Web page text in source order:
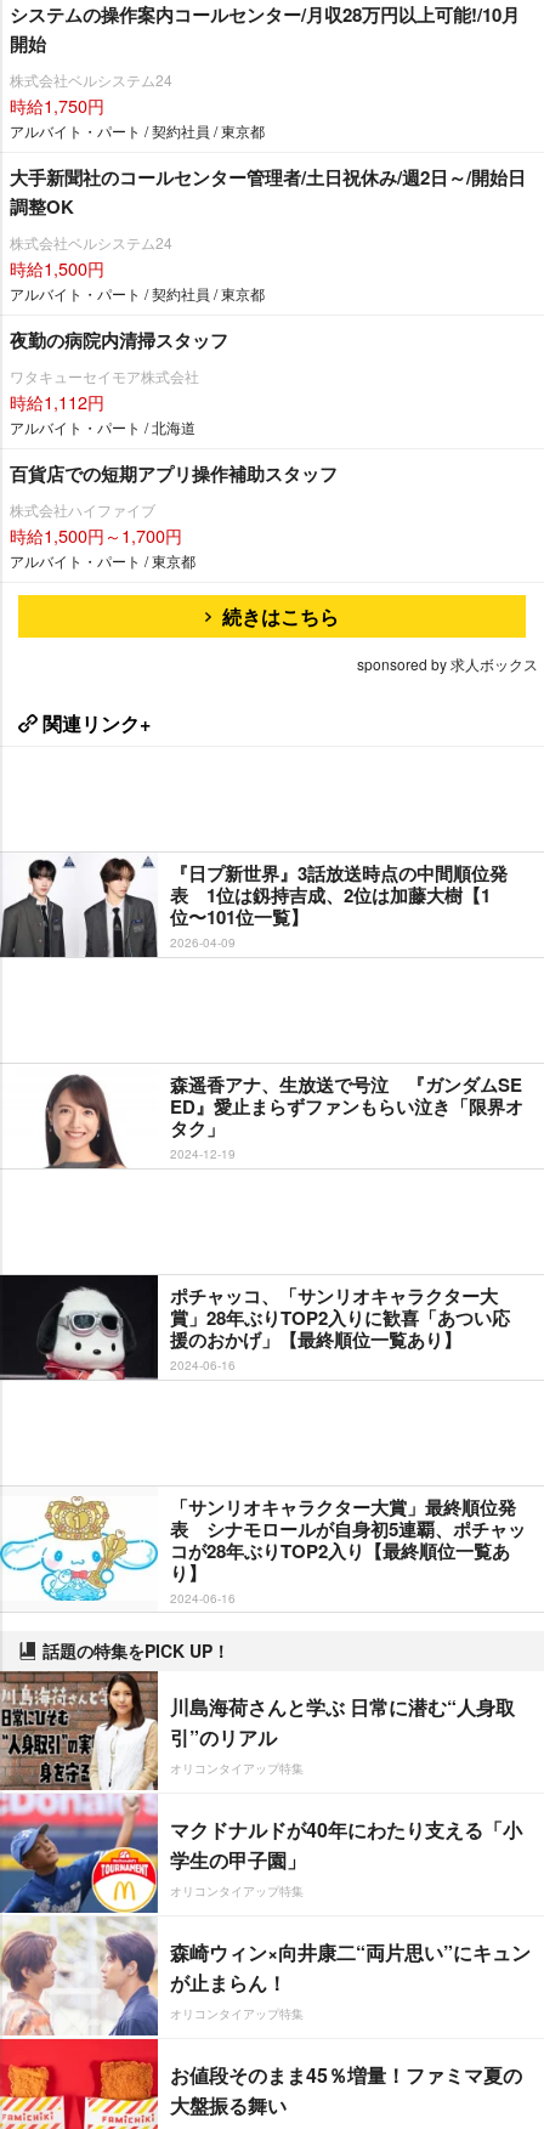
システムの操作案内コールセンター/月収28万円以上可能!/10月
開始
株式会社ベルシステム24
時給1,750円
アルバイト・パート / 契約社員 / 東京都
大手新聞社のコールセンター管理者/土日祝休み/週2日～/開始日
調整OK
株式会社ベルシステム24
時給1,500円
アルバイト・パート / 契約社員 / 東京都
夜勤の病院内清掃スタッフ
ワタキューセイモア株式会社
時給1,112円
アルバイト・パート / 北海道
百貨店での短期アプリ操作補助スタッフ
株式会社ハイファイブ
時給1,500円～1,700円
アルバイト・パート / 東京都
続きはこちら
sponsored by 求人ボックス
関連リンク+
『日プ新世界』3話放送時点の中間順位発
表 1位は釼持吉成、2位は加藤大樹【1
位〜101位一覧】
2026-04-09
森遥香アナ、生放送で号泣 『ガンダムSE
ED』愛止まらずファンもらい泣き「限界オ
タク」
2024-12-19
ポチャッコ、「サンリオキャラクター大
賞」28年ぶりTOP2入りに歓喜「あつい応
援のおかげ」【最終順位一覧あり】
2024-06-16
「サンリオキャラクター大賞」最終順位発
表 シナモロールが自身初5連覇、ポチャッ
コが28年ぶりTOP2入り【最終順位一覧あ
り】
2024-06-16
話題の特集をPICK UP！
川島海荷さんと学ぶ 日常に潜む“人身取
引”のリアル
オリコンタイアップ特集
マクドナルドが40年にわたり支える「小
学生の甲子園」
オリコンタイアップ特集
森崎ウィン×向井康二“両片思い”にキュン
が止まらん！
オリコンタイアップ特集
お値段そのまま45％増量！ファミマ夏の
大盤振る舞い